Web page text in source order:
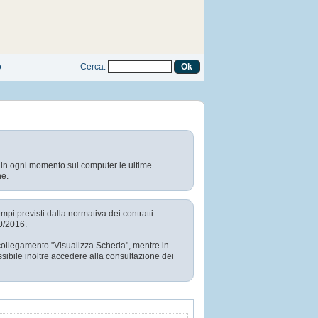
Cerca:
ogni momento sul computer le ultime
previsti dalla normativa dei contratti.
2016.
"Visualizza Scheda", mentre in
inoltre accedere alla consultazione dei